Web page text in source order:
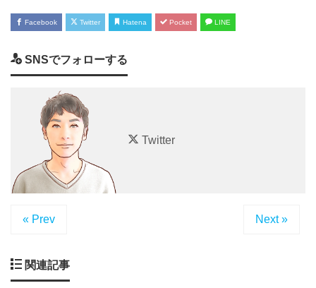
Facebook Twitter Hatena Pocket LINE
SNSでフォローする
Twitter
« Prev Next »
関連記事